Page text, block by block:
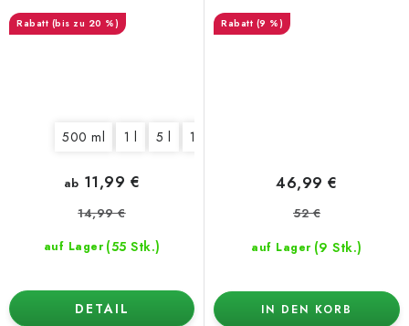
(bis zu 20 %)
500 ml 1 l 5 l 10 l
auf Lager (55 Stk.)
ab 11,99 €
14,99 €
DETAIL
(9 %)
auf Lager (9 Stk.)
46,99 €
52 €
IN DEN KORB